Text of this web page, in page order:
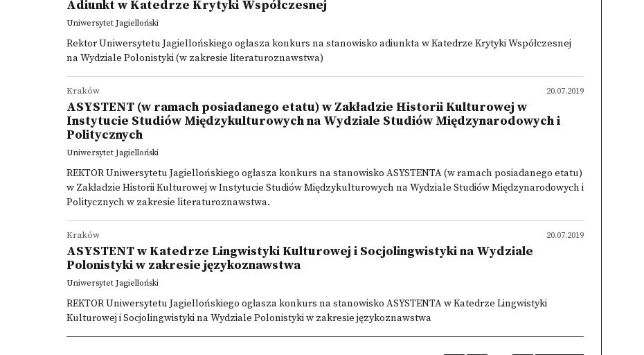
Adiunkt w Katedrze Krytyki Współczesnej
Uniwersytet Jagielloński
Rektor Uniwersytetu Jagiellońskiego ogłasza konkurs na stanowisko adiunkta w Katedrze Krytyki Współczesnej
na Wydziale Polonistyki (w zakresie literaturoznawstwa)
20.07.2019
Kraków
ASYSTENT (w ramach posiadanego etatu) w Zakładzie Historii Kulturowej w
Instytucie Studiów Międzykulturowych na Wydziale Studiów Międzynarodowych i
Politycznych
Uniwersytet Jagielloński
REKTOR Uniwersytetu Jagiellońskiego ogłasza konkurs na stanowisko ASYSTENTA (w ramach posiadanego etatu)
w Zakładzie Historii Kulturowej w Instytucie Studiów Międzykulturowych na Wydziale Studiów Międzynarodowych i
Politycznych w zakresie literaturoznawstwa.
20.07.2019
Kraków
ASYSTENT w Katedrze Lingwistyki Kulturowej i Socjolingwistyki na Wydziale
Polonistyki w zakresie językoznawstwa
Uniwersytet Jagielloński
REKTOR Uniwersytetu Jagiellońskiego ogłasza konkurs na stanowisko ASYSTENTA w Katedrze Lingwistyki
Kulturowej i Socjolingwistyki na Wydziale Polonistyki w zakresie językoznawstwa